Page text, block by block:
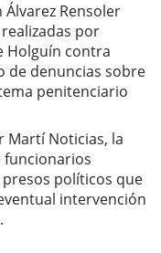
Rensoler
por
Holguín contra
de denuncias sobre
penitenciario
Noticias, la
funcionarios
políticos que
intervención